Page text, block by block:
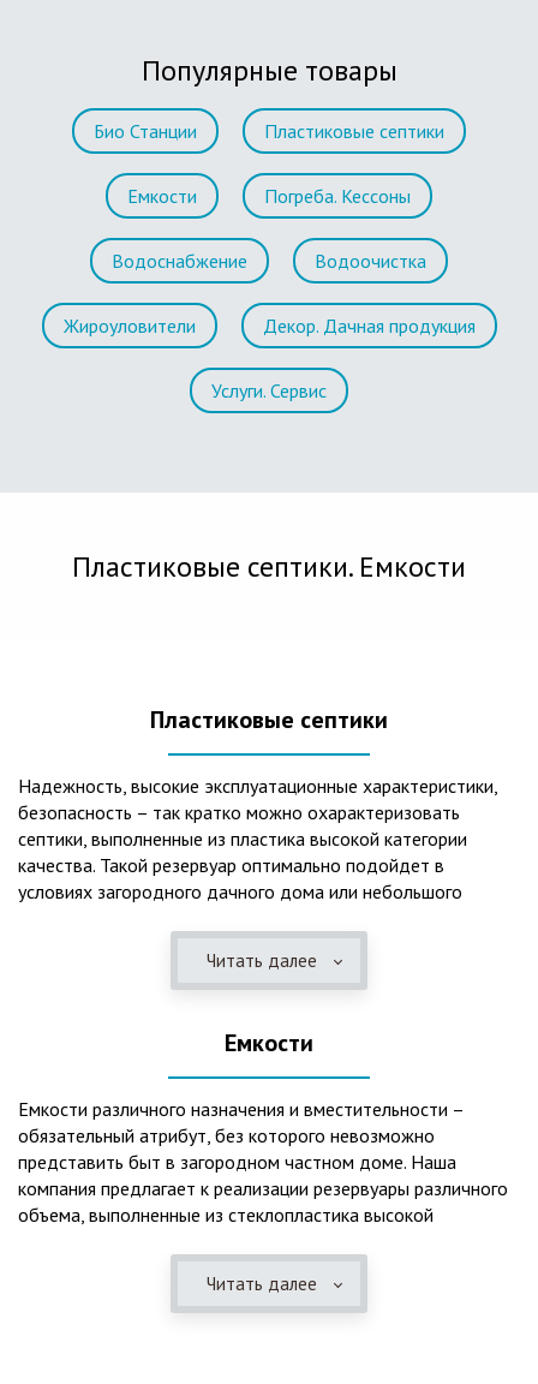
Популярные товары
Био Станции Пластиковые септики
Емкости Погреба. Кессоны
Водоснабжение Водоочистка
Жироуловители Декор. Дачная продукция
Услуги. Сервис
Пластиковые септики. Емкости
Пластиковые септики
Надежность, высокие эксплуатационные характеристики,
безопасность – так кратко можно охарактеризовать
септики, выполненные из пластика высокой категории
качества. Такой резервуар оптимально подойдет в
условиях загородного дачного дома или небольшого
механическая и биологическая очистка канализационных
Главная причина популярности пластиковых и
также отнести:
безупречное качество изготовления;
стойкость к высокому давлению грунта (даже в
ненаполненном состоянии);
полная герметичность, что гарантирует отсутствие
Читать далее
Емкости
Емкости различного назначения и вместительности –
обязательный атрибут, без которого невозможно
представить быт в загородном частном доме. Наша
компания предлагает к реализации резервуары различного
объема, выполненные из стеклопластика высокой
одна из основных сфер их практического использования –
это организация центров очистки, обустройство
Читать далее